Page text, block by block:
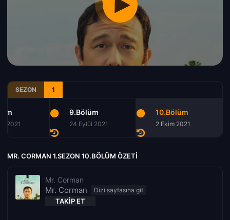
SEZON 1
2021
9.Bölüm
24 Eylül 2021
10.Bölüm
2 Ekim 2021
MR. CORMAN 1.SEZON 10.BÖLÜM ÖZETI
Mr. Corman
Mr. Corman
TAKIP ET